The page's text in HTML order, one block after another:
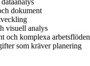
dokument
visuell analys
och komplexa arbetsflöden
som kräver planering